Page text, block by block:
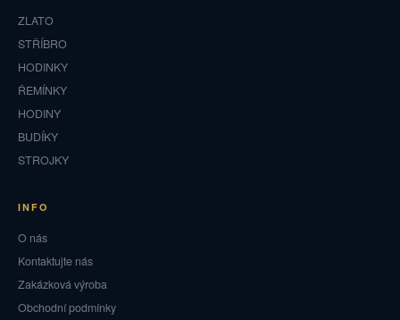
ZLATO
STŘÍBRO
HODINKY
ŘEMÍNKY
HODINY
BUDÍKY
STROJKY
INFO
O nás
Kontaktujte nás
Zakázková výroba
Obchodní podmínky